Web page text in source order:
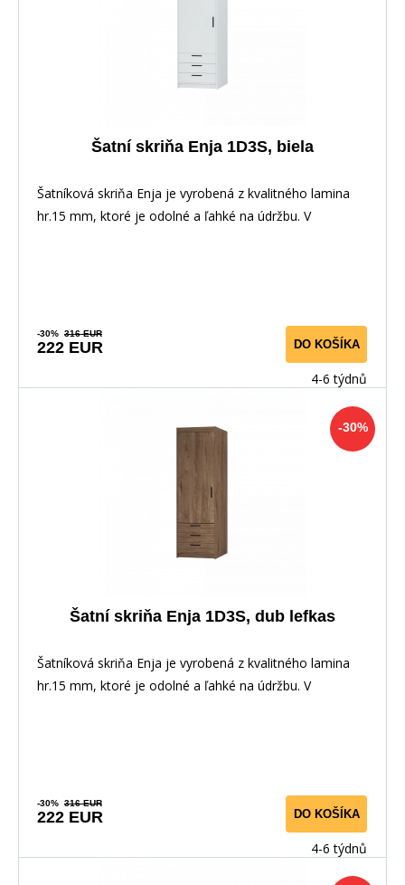
Šatní skriňa Enja 1D3S, biela
Šatníková skriňa Enja je vyrobená z kvalitného lamina
hr.15 mm, ktoré je odolné a ľahké na údržbu. V
-30% 316 EUR
222 EUR DO KOŠÍKA
4-6 týdnů
-30%
Šatní skriňa Enja 1D3S, dub lefkas
Šatníková skriňa Enja je vyrobená z kvalitného lamina
hr.15 mm, ktoré je odolné a ľahké na údržbu. V
-30% 316 EUR
222 EUR DO KOŠÍKA
4-6 týdnů